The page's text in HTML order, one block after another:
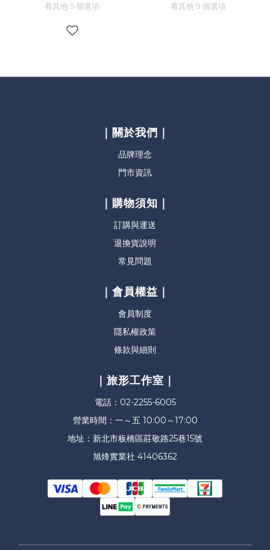
看其他 5 個選項 看其他 9 個選項
｜關於我們｜
品牌理念
門市資訊
｜購物須知｜
訂購與運送
退換貨說明
常見問題
｜會員權益｜
會員制度
隱私權政策
條款與細則
｜旅形工作室｜
電話：02-2255-6005
營業時間：一～五 10:00～17:00
地址：新北市板橋區莊敬路25巷15號
旭烽實業社 41406362